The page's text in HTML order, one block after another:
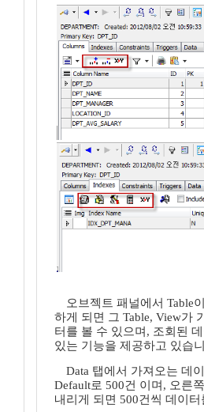
오브젝트 패널에서 Table
하게 되면 그 Table, View가
터를 볼 수 있으며, 조회된
있는 기능을 제공하고 있습
Data 탭에서 가져오는 데
Default로 500건 이며, 오른
내리게 되면 500건씩 데이